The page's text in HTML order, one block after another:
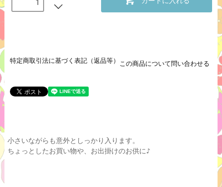
特定商取引法に基づく表記（返品等） この商品について問い合わせる
小さいながらも意外としっかり入ります。
ちょっとしたお買い物や、お出掛けのお供に♪